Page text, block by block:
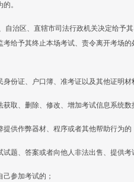
。
自治区、直辖市司法行政机关决定给予
给予其终止本场考试、责令离开考场
身份证、户口簿、准考证以及其他证明
获取、删除、修改、增加考试信息系统
提供作弊器材、程序或者其他帮助行为的
试题、答案或者向他人非法出售、提供
己参加考试的；